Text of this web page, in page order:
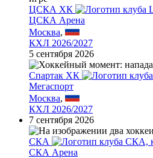
ЦСКА ХК
ЦСКА Арена
Москва,
КХЛ 2026/2027
5 сентября 2026
Спартак ХК
Мегаспорт
Москва,
КХЛ 2026/2027
7 сентября 2026
СКА
СКА Арена